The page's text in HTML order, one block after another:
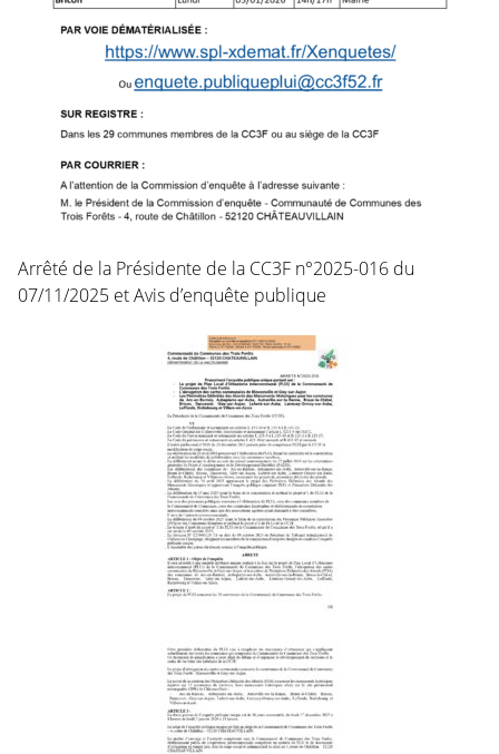
Arrêté de la Présidente de la CC3F n°2025-016 du
07/11/2025 et Avis d’enquête publique